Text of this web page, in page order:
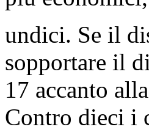
undici. Se il
sopportare il
17 accanto
Contro dieci i